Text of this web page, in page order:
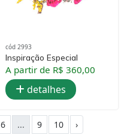
cód 2993
Inspiração Especial
A partir de R$ 360,00
detalhes
6 ... 9 10 ›